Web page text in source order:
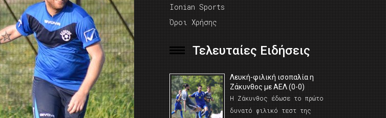
Ionian Sports
Όροι Χρήσης
Τελευταίες Ειδήσεις
Λευκή-φιλική ισοπαλία η
Ζάκυνθος με ΑΕΛ (0-0)
Η Ζάκυνθος έδωσε το πρώτο
δυνατό φιλικό τεστ της